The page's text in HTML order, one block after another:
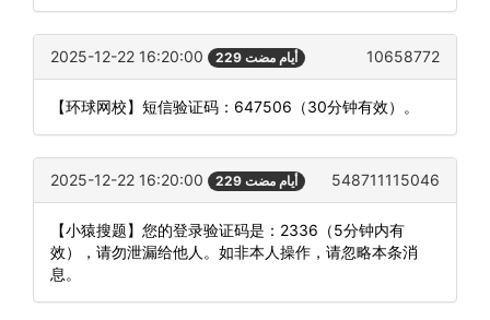
2025-12-22 16:20:00 229 أيام مضت 10658772
【环球网校】短信验证码：647506（30分钟有效）。
2025-12-22 16:20:00 229 أيام مضت 548711115046
【小猿搜题】您的登录验证码是：2336（5分钟内有
效），请勿泄漏给他人。如非本人操作，请忽略本条消
息。